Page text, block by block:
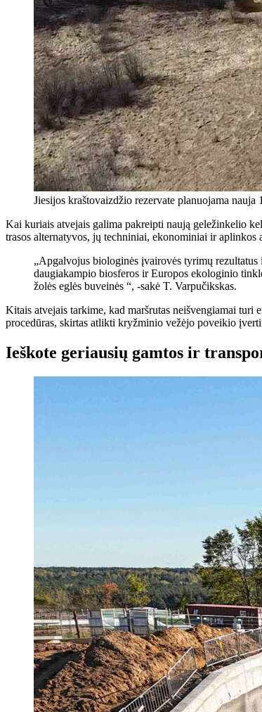
Jiesijos kraštovaizdžio rezervate planuojama
Kai kuriais atvejais galima pakreipti naują geležinkelio
trasos alternatyvos, jų techniniai, ekonominiai ir aplinkos
„Apgalvojus biologinės įvairovės tyrimų rezultatus
daugiakampio biosferos ir Europos ekologinio
žolės eglės buveinės “, -sakė T. Varpučikskas.
Kitais atvejais tarkime, kad maršrutas neišvengiamai
procedūras, skirtas atlikti kryžminio vežėjo poveikio
Ieškote geriausių gamtos ir